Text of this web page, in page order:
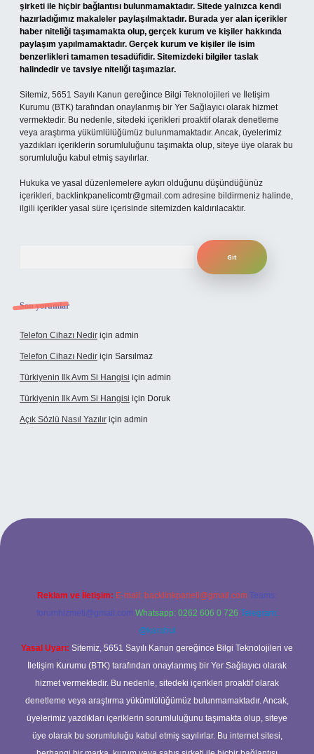
şirketi ile hiçbir bağlantısı bulunmamaktadır. Sitede yalnızca kendi
hazırladığımız makaleler paylaşılmaktadır. Burada yer alan içerikler
haber niteliği taşımamakta olup, gerçek kurum ve kişiler hakkında
paylaşım yapılmamaktadır. Gerçek kurum ve kişiler ile isim
benzerlikleri tamamen tesadüfidir. Sitemizdeki bilgiler taslak
halindedir ve tavsiye niteliği taşımazlar.
Sitemiz, 5651 Sayılı Kanun gereğince Bilgi Teknolojileri ve İletişim
Kurumu (BTK) tarafından onaylanmış bir Yer Sağlayıcı olarak hizmet
vermektedir. Bu nedenle, sitedeki içerikleri proaktif olarak denetleme
veya araştırma yükümlülüğümüz bulunmamaktadır. Ancak, üyelerimiz
yazdıkları içeriklerin sorumluluğunu taşımakta olup, siteye üye olarak bu
sorumluluğu kabul etmiş sayılırlar.
Hukuka ve yasal düzenlemelere aykırı olduğunu düşündüğünüz
içerikleri, backlinkpanelicomtr@gmail.com adresine bildirmeniz halinde,
ilgili içerikler yasal süre içerisinde sitemizden kaldırılacaktır.
Son yorumlar
Telefon Cihazı Nedir için admin
Telefon Cihazı Nedir için Sarsılmaz
Türkiyenin Ilk Avm Si Hangisi için admin
Türkiyenin Ilk Avm Si Hangisi için Doruk
Açık Sözlü Nasıl Yazılır için admin
Reklam ve İletişim: E-mail: backlinkpaneli@gmail.com Teams:
forumhizmeti@gmail.com Whatsapp: 0262 606 0 726 Telegram:
@karabul
Yasal Uyarı: Sitemiz, 5651 Sayılı Kanun gereğince Bilgi Teknolojileri ve
İletişim Kurumu (BTK) tarafından onaylanmış bir Yer Sağlayıcı olarak
hizmet vermektedir. Bu nedenle, sitedeki içerikleri proaktif olarak
denetleme veya araştırma yükümlülüğümüz bulunmamaktadır. Ancak,
üyelerimiz yazdıkları içeriklerin sorumluluğunu taşımakta olup, siteye
üye olarak bu sorumluluğu kabul etmiş sayılırlar. Bu internet sitesi,